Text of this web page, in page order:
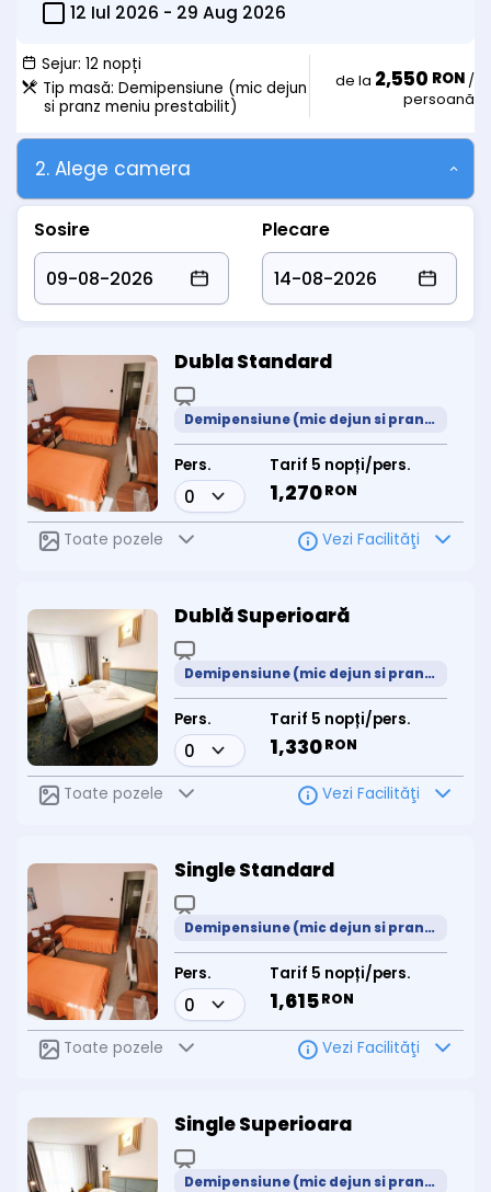
12 Iul 2026 - 29 Aug 2026
Sejur: 12 nopți
Tip masă: Demipensiune (mic dejun
si pranz meniu prestabilit)
de la 2,550 RON /
persoană
2. Alege camera
Sosire Plecare
Dubla Standard
Demipensiune (mic dejun si pranz meniu prestabilit)
Pers. Tarif 5 nopți/pers.
1,270RON
Toate pozele Vezi Facilităţi
Dublă Superioară
Demipensiune (mic dejun si pranz meniu prestabilit)
Pers. Tarif 5 nopți/pers.
1,330RON
Toate pozele Vezi Facilităţi
Single Standard
Demipensiune (mic dejun si pranz meniu prestabilit)
Pers. Tarif 5 nopți/pers.
1,615RON
Toate pozele Vezi Facilităţi
Single Superioara
Demipensiune (mic dejun si pranz meniu prestabilit)